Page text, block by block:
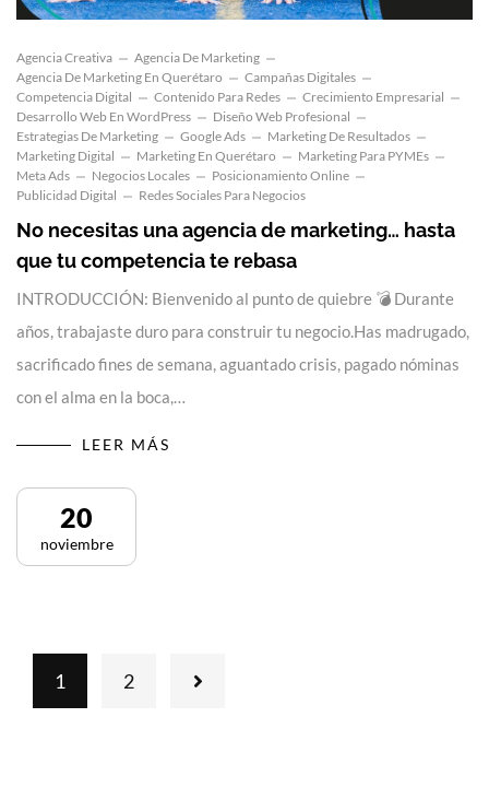
Agencia Creativa
Agencia De Marketing
Agencia De Marketing En Querétaro
Campañas Digitales
Competencia Digital
Contenido Para Redes
Crecimiento Empresarial
Desarrollo Web En WordPress
Diseño Web Profesional
Estrategias De Marketing
Google Ads
Marketing De Resultados
Marketing Digital
Marketing En Querétaro
Marketing Para PYMEs
Meta Ads
Negocios Locales
Posicionamiento Online
Publicidad Digital
Redes Sociales Para Negocios
No necesitas una agencia de marketing… hasta
que tu competencia te rebasa
INTRODUCCIÓN: Bienvenido al punto de quiebre 💣 Durante
años, trabajaste duro para construir tu negocio.Has madrugado,
sacrificado fines de semana, aguantado crisis, pagado nóminas
con el alma en la boca,…
LEER MÁS
20
noviembre
1 2